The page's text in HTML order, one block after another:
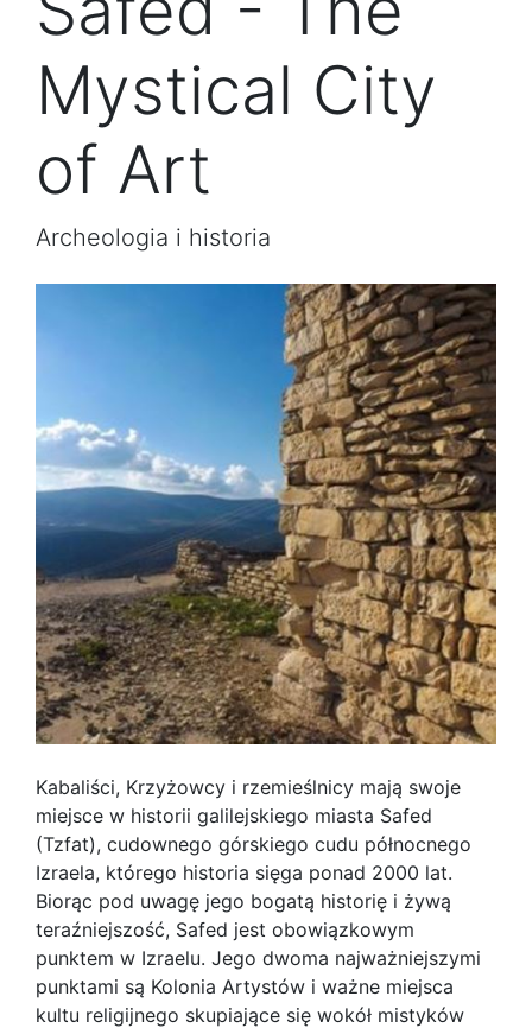
Mystical City
of Art
Archeologia i historia
Kabaliści, Krzyżowcy i rzemieślnicy mają swoje
miejsce w historii galilejskiego miasta Safed
(Tzfat), cudownego górskiego cudu północnego
Izraela, którego historia sięga ponad 2000 lat.
Biorąc pod uwagę jego bogatą historię i żywą
teraźniejszość, Safed jest obowiązkowym
punktem w Izraelu. Jego dwoma najważniejszymi
punktami są Kolonia Artystów i ważne miejsca
kultu religijnego skupiające się wokół mistyków